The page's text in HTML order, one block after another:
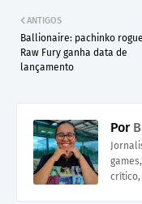
ANTIGOS
Ballionaire: pachinko
Raw Fury ganha data de
lançamento
Por
crítico,